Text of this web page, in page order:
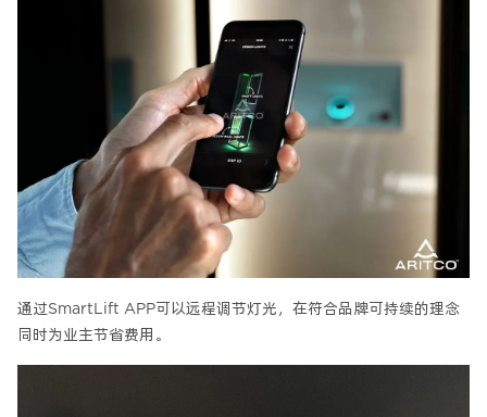
通过SmartLift APP可以远程调节灯光，在符合品牌可持续的理念
同时为业主节省费用。